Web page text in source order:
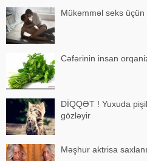
Mükəmməl seks üçün
Cəfərinin insan
DİQQƏT ! Yuxuda
gözləyir
Məşhur aktrisa